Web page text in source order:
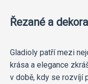
Řezané a
Gladioly patří mezi
krása a elegance
v době, kdy se rozvíjí